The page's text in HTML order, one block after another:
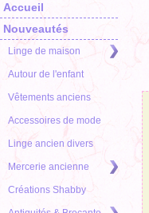
Accueil
Nouveautés
Linge de maison
Autour de l'enfant
Vêtements anciens
Accessoires de mode
Linge ancien divers
Mercerie ancienne
Créations Shabby